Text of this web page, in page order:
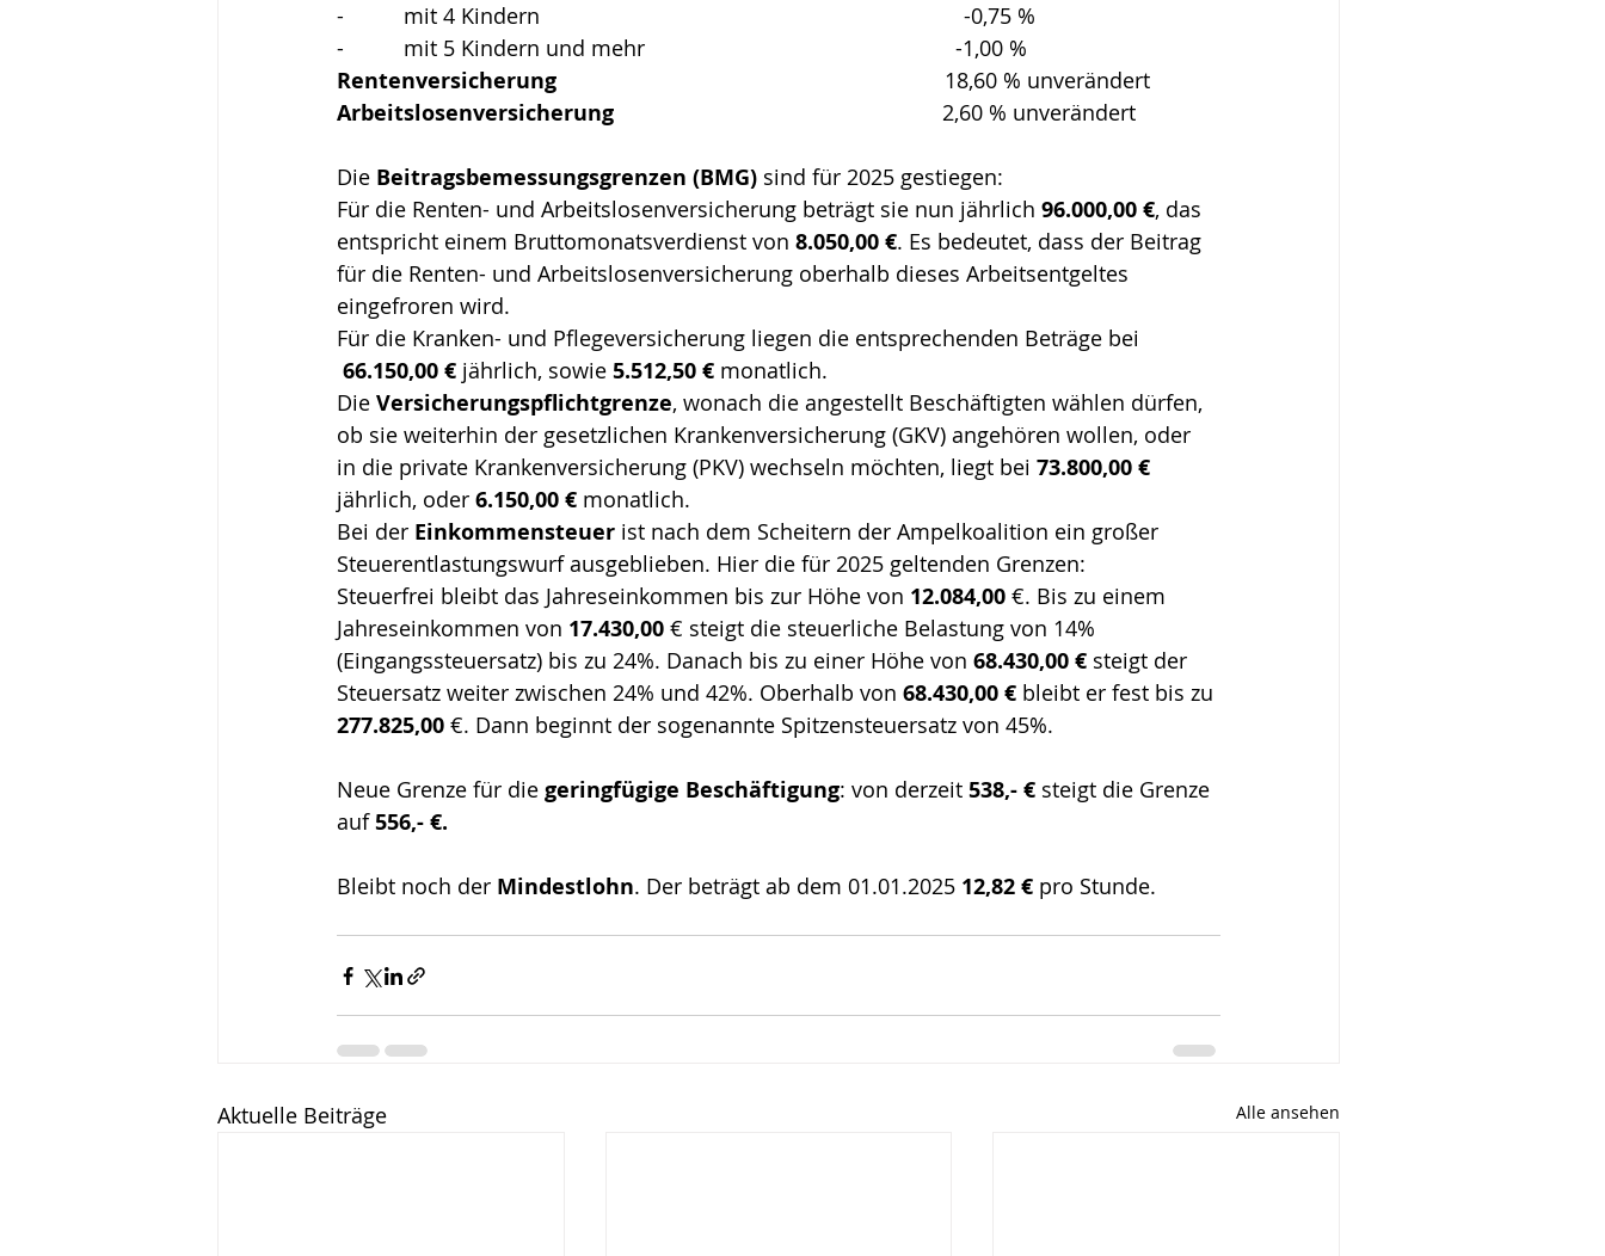
-          mit 4 Kindern                                                                       -0,75 %
-          mit 5 Kindern und mehr                                                    -1,00 %
Rentenversicherung 18,60 % unverändert
Arbeitslosenversicherung 2,60 % unverändert
Die Beitragsbemessungsgrenzen (BMG) sind für 2025 gestiegen:
Für die Renten- und Arbeitslosenversicherung beträgt sie nun jährlich 96.000,00 €, das
entspricht einem Bruttomonatsverdienst von 8.050,00 €. Es bedeutet, dass der Beitrag
für die Renten- und Arbeitslosenversicherung oberhalb dieses Arbeitsentgeltes
eingefroren wird.
Für die Kranken- und Pflegeversicherung liegen die entsprechenden Beträge bei
66.150,00 € jährlich, sowie 5.512,50 € monatlich.
Die Versicherungspflichtgrenze, wonach die angestellt Beschäftigten wählen dürfen,
ob sie weiterhin der gesetzlichen Krankenversicherung (GKV) angehören wollen, oder
in die private Krankenversicherung (PKV) wechseln möchten, liegt bei 73.800,00 €
jährlich, oder 6.150,00 € monatlich.
Bei der Einkommensteuer ist nach dem Scheitern der Ampelkoalition ein großer
Steuerentlastungswurf ausgeblieben. Hier die für 2025 geltenden Grenzen:
Steuerfrei bleibt das Jahreseinkommen bis zur Höhe von 12.084,00 €. Bis zu einem
Jahreseinkommen von 17.430,00 € steigt die steuerliche Belastung von 14%
(Eingangssteuersatz) bis zu 24%. Danach bis zu einer Höhe von 68.430,00 € steigt der
Steuersatz weiter zwischen 24% und 42%. Oberhalb von 68.430,00 € bleibt er fest bis zu
277.825,00 €. Dann beginnt der sogenannte Spitzensteuersatz von 45%.
Neue Grenze für die geringfügige Beschäftigung: von derzeit 538,- € steigt die Grenze
auf 556,- €.
Bleibt noch der Mindestlohn. Der beträgt ab dem 01.01.2025 12,82 € pro Stunde.
Aktuelle Beiträge Alle ansehen